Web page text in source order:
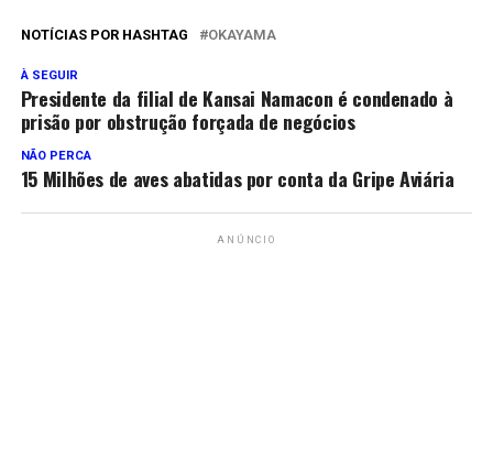
NOTÍCIAS POR HASHTAG OKAYAMA
À SEGUIR
Presidente da filial de Kansai Namacon é condenado à
prisão por obstrução forçada de negócios
NÃO PERCA
15 Milhões de aves abatidas por conta da Gripe Aviária
ANÚNCIO